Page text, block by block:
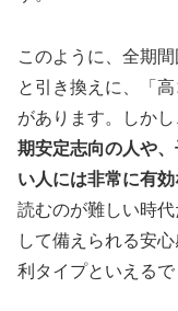
このように、全期
と引き換えに、「
があります。しか
期安定志向の人や
い人には非常に有
読むのが難しい時
して備えられる安
利タイプといえるで